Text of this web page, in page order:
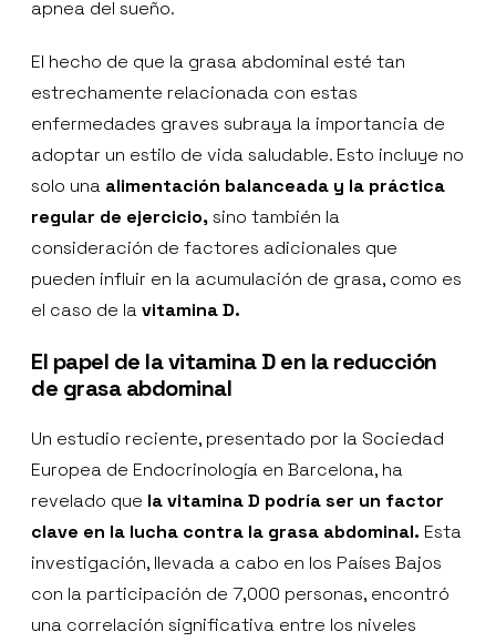
apnea del sueño.
El hecho de que la grasa abdominal esté tan
estrechamente relacionada con estas
enfermedades graves subraya la importancia de
adoptar un estilo de vida saludable. Esto incluye no
solo una alimentación balanceada y la práctica
regular de ejercicio,sino también la
consideración de factores adicionales que
pueden influir en la acumulación de grasa, como es
el caso de lavitamina D.
El papel de la vitamina D en la reducción
de grasa abdominal
Un estudio reciente, presentado por la Sociedad
Europea de Endocrinología en Barcelona, ha
revelado que la vitamina D podría ser un factor
clave en la lucha contra la grasa abdominal. Esta
investigación, llevada a cabo en los Países Bajos
con la participación de 7,000 personas, encontró
una correlación significativa entre los niveles